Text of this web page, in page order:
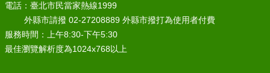
電話：臺北市民當家熱線1999
外縣市請撥 02-27208889 外縣市撥打為使用者付費
服務時間：上午8:30-下午5:30
最佳瀏覽解析度為1024x768以上